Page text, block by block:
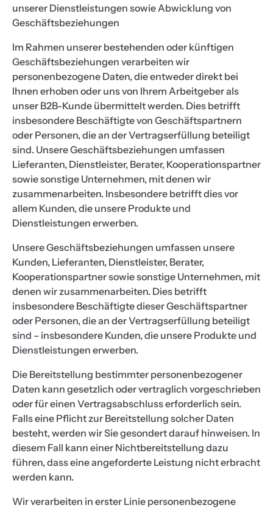
unserer Dienstleistungen sowie Abwicklung von
Geschäftsbeziehungen
Im Rahmen unserer bestehenden oder künftigen
Geschäftsbeziehungen verarbeiten wir
personenbezogene Daten, die entweder direkt bei
Ihnen erhoben oder uns von Ihrem Arbeitgeber als
unser B2B-Kunde übermittelt werden. Dies betrifft
insbesondere Beschäftigte von Geschäftspartnern
oder Personen, die an der Vertragserfüllung beteiligt
sind. Unsere Geschäftsbeziehungen umfassen
Lieferanten, Dienstleister, Berater, Kooperationspartner
sowie sonstige Unternehmen, mit denen wir
zusammenarbeiten. Insbesondere betrifft dies vor
allem Kunden, die unsere Produkte und
Dienstleistungen erwerben.
Unsere Geschäftsbeziehungen umfassen unsere
Kunden, Lieferanten, Dienstleister, Berater,
Kooperationspartner sowie sonstige Unternehmen, mit
denen wir zusammenarbeiten. Dies betrifft
insbesondere Beschäftigte dieser Geschäftspartner
oder Personen, die an der Vertragserfüllung beteiligt
sind – insbesondere Kunden, die unsere Produkte und
Dienstleistungen erwerben.
Die Bereitstellung bestimmter personenbezogener
Daten kann gesetzlich oder vertraglich vorgeschrieben
oder für einen Vertragsabschluss erforderlich sein.
Falls eine Pflicht zur Bereitstellung solcher Daten
besteht, werden wir Sie gesondert darauf hinweisen. In
diesem Fall kann einer Nichtbereitstellung dazu
führen, dass eine angeforderte Leistung nicht erbracht
werden kann.
Wir verarbeiten in erster Linie personenbezogene